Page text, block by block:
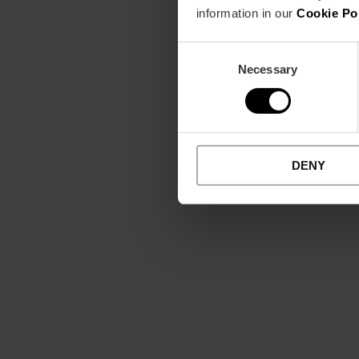
information in our Cookie
Necessary
DENY